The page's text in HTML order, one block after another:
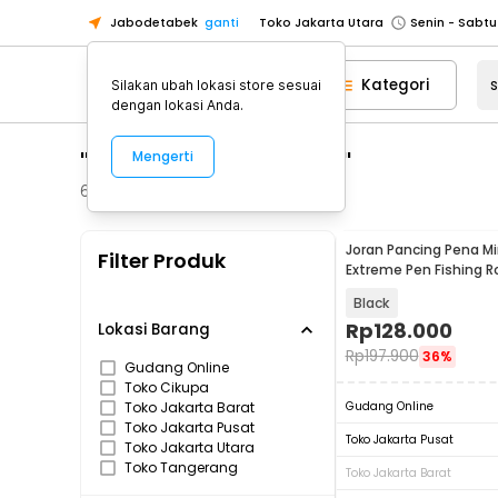
Jabodetabek ganti Toko Jakarta Utara
Toko Tangerang
Toko Cikupa
Pick n Go Jakarta Barat
Senin -
Pick n Go Bekasi
Toko Jakarta Barat
Senin -
Toko Tangerang
Senin - Jumat
Kategori
"serui joran pancibg"
65
Filter Produk
Lokasi Barang
Gudang Online
Toko Cikupa
Toko Jakarta Barat
Toko Jakarta Pusat
Toko Jakarta Utara
Toko Tangerang
Joran Pancing Pena
Extreme Pen Fishing
Black
Rp128.000
Rp197.900 36%
Gudang Online
Toko Jakarta Pusat
Toko Jakarta Barat
Silakan ubah lokasi store sesuai
dengan lokasi Anda.
Mengerti